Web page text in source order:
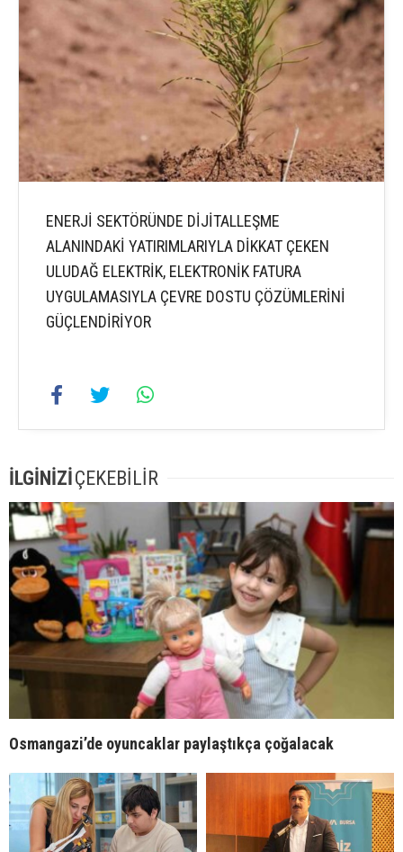
ENERJİ SEKTÖRÜNDE DİJİTALLEŞME
ALANINDAKİ YATIRIMLARIYLA DİKKAT ÇEKEN
ULUDAĞ ELEKTRİK, ELEKTRONİK FATURA
UYGULAMASIYLA ÇEVRE DOSTU ÇÖZÜMLERİNİ
GÜÇLENDİRİYOR
İLGİNİZİÇEKEBİLİR
Osmangazi’de oyuncaklar paylaştıkça çoğalacak